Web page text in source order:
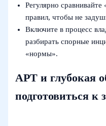
Регулярно
правил, чтобы не
Включите в процесс
разбирать спорные
«нормы».
APT и глубокая
подготовиться к